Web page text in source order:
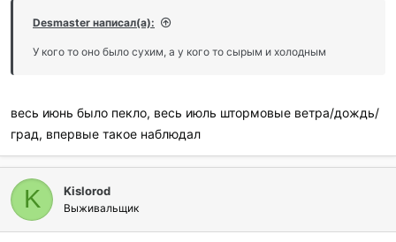
и
и
Desmaster написал(а):
У кого то оно было сухим, а у кого то сырым и холодным
весь июнь было пекло, весь июль штормовые ветра/дождь/
град, впервые такое наблюдал
K Kislorod
Выживальщик